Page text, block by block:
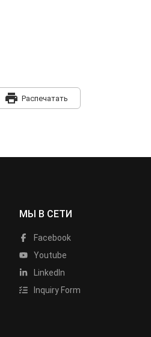
print Распечатать
МЫ В СЕТИ
Facebook
Youtube
LinkedIn
Inquiry Form